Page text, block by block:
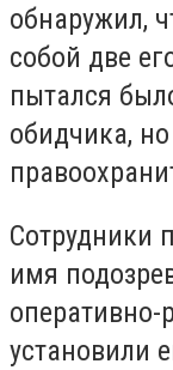
обнаружил,
собой две
пытался
обидчика,
Сотрудники
имя
установили